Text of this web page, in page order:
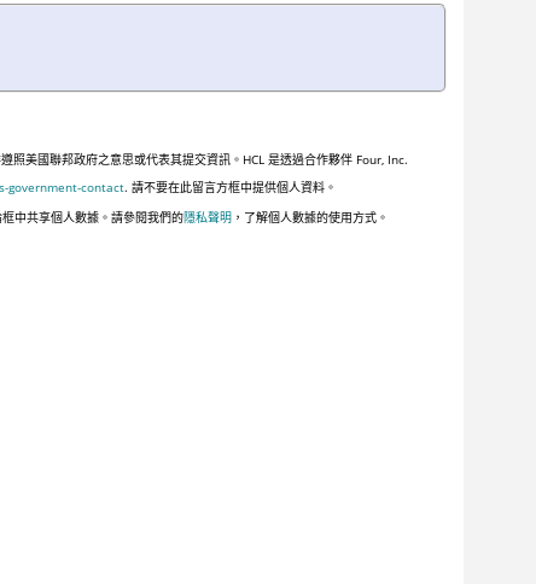
照美國聯邦政府之意思或代表其提交資訊。HCL 是透過合作夥伴 Four, Inc.
government-contact. 請不要在此留言方框中提供個人資料。
中共享個人數據。請參閱我們的隱私聲明 ，了解個人數據的使用方式。